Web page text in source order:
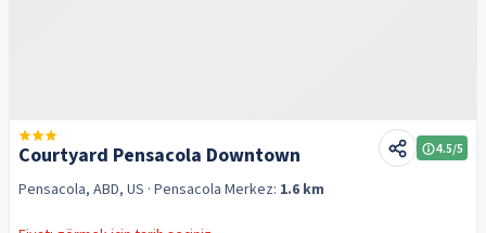
Courtyard Pensacola Downtown 4.5/5
Pensacola, ABD, US · Pensacola Merkez: 1.6 km